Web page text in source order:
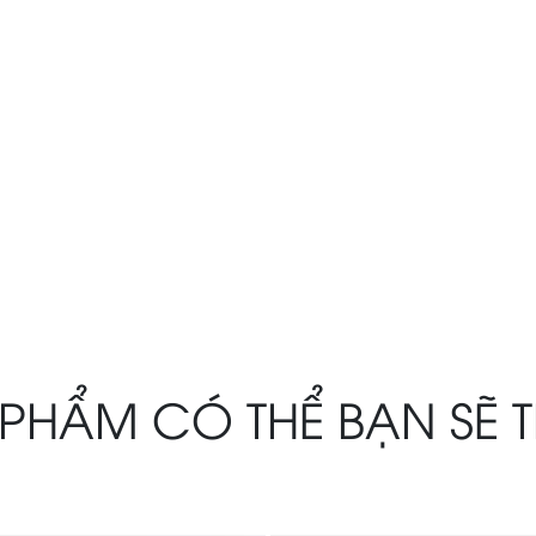
CÓ THỂ BẠN SẼ